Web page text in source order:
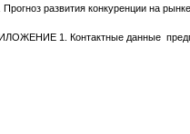
Прогноз развития конкуренции на
1. Контактные данные